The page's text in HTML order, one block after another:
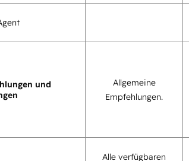
und
Allgemeine
Empfehlungen.
Alle verfügbaren